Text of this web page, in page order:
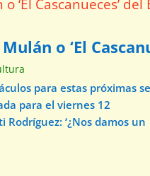
o ‘El
para estas próximas
para el viernes 12
‘¿Nos damos un